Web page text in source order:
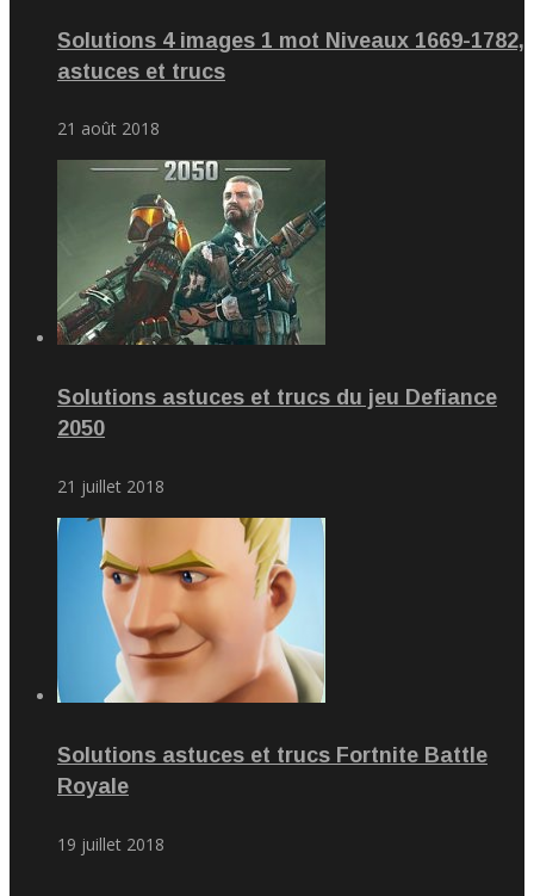
Solutions 4 images 1 mot Niveaux 1669-1782,
astuces et trucs
21 août 2018
Solutions astuces et trucs du jeu Defiance
2050
21 juillet 2018
Solutions astuces et trucs Fortnite Battle
Royale
19 juillet 2018